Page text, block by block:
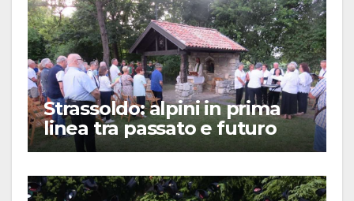
Strassoldo: alpini in prima
linea tra passato e futuro